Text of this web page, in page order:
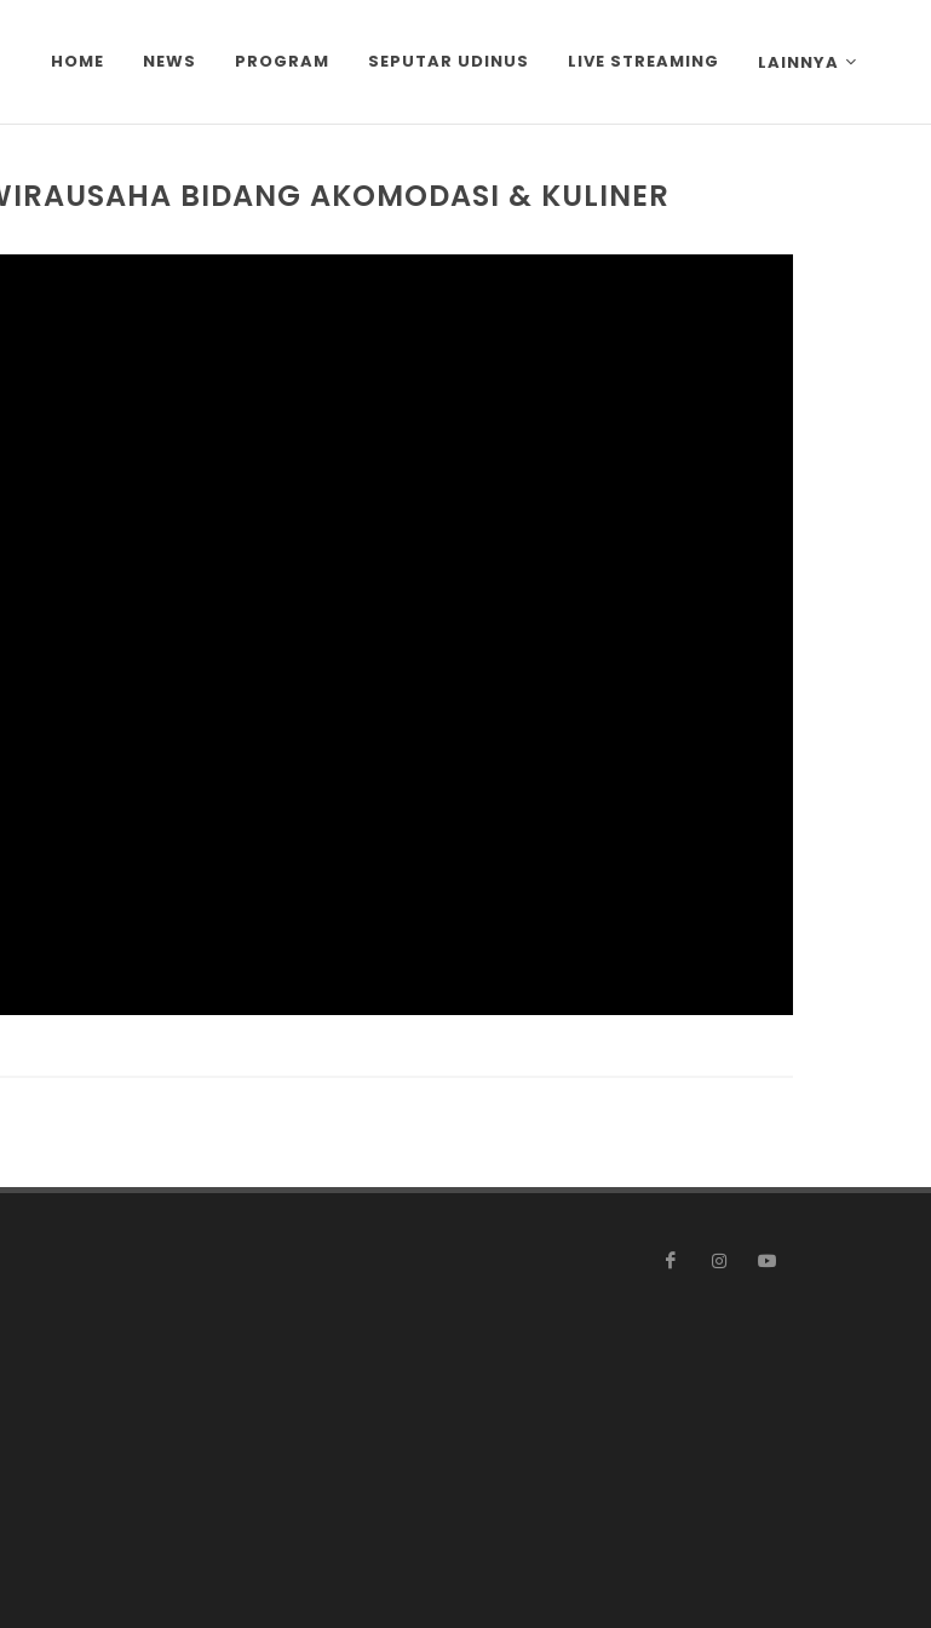
HOME NEWS PROGRAM SEPUTAR UDINUS LIVE STREAMING LAINNYA
BIDANG AKOMODASI & KULINER